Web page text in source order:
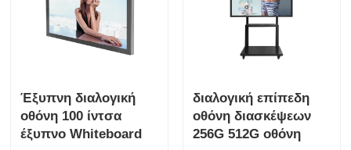
Έξυπνη διαλογική
οθόνη 100 ίντσα
έξυπνο Whiteboard
διαλογική επίπεδη
οθόνη διασκέψεων
256G 512G οθόνη